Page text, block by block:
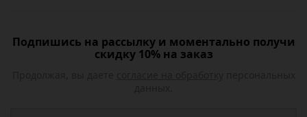
Подпишись на рассылку и моментально получи
скидку 10% на заказ